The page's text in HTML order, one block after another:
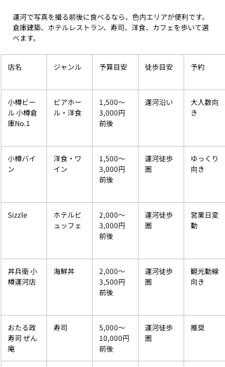
運河で写真を撮る前後に食べるなら、色内エリアが便利です。
倉庫建築、ホテルレストラン、寿司、洋食、カフェを歩いて選
べます。
店名 ジャンル 予算目安 徒歩目安 予約
小樽ビー
ル 小樽倉
庫No.1
ビアホー
ル・洋食
1,500〜
3,000円
前後
運河沿い
大人数向
き
小樽バイ
ン
洋食・ワ
イン
1,500〜
3,000円
前後
運河徒歩
圏
ゆっくり
向き
Sizzle
ホテルビ
ュッフェ
2,000〜
3,000円
前後
運河徒歩
圏
営業日変
動
丼兵衛 小
樽運河店
海鮮丼
2,000〜
3,500円
前後
運河徒歩
圏
観光動線
向き
おたる政
寿司 ぜん
庵
寿司
5,000〜
10,000円
前後
運河徒歩
圏
推奨